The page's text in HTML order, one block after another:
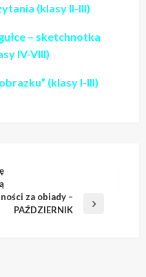
(klasy II-III)
– sketchnotka
IV-VIII)
(klasy I-III)
za obiady –
PAŹDZIERNIK